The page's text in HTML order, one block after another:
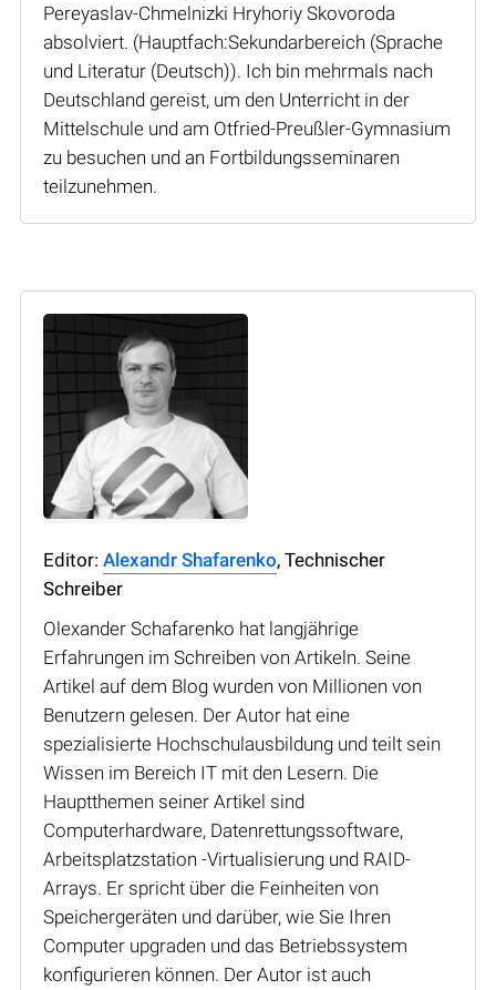
Pereyaslav-Chmelnizki Hryhoriy Skovoroda
absolviert. (Hauptfach:Sekundarbereich (Sprache
und Literatur (Deutsch)). Ich bin mehrmals nach
Deutschland gereist, um den Unterricht in der
Mittelschule und am Otfried-Preußler-Gymnasium
zu besuchen und an Fortbildungsseminaren
teilzunehmen.
Editor: Alexandr Shafarenko, Technischer
Schreiber
Olexander Schafarenko hat langjährige
Erfahrungen im Schreiben von Artikeln. Seine
Artikel auf dem Blog wurden von Millionen von
Benutzern gelesen. Der Autor hat eine
spezialisierte Hochschulausbildung und teilt sein
Wissen im Bereich IT mit den Lesern. Die
Hauptthemen seiner Artikel sind
Computerhardware, Datenrettungssoftware,
Arbeitsplatzstation -Virtualisierung und RAID-
Arrays. Er spricht über die Feinheiten von
Speichergeräten und darüber, wie Sie Ihren
Computer upgraden und das Betriebssystem
konfigurieren können. Der Autor ist auch